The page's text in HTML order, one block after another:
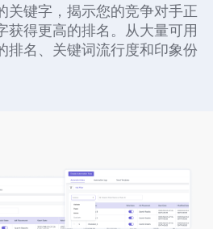
关键字，揭示您的竞争对手正
获得更高的排名。从大量可用
排名、关键词流行度和印象份